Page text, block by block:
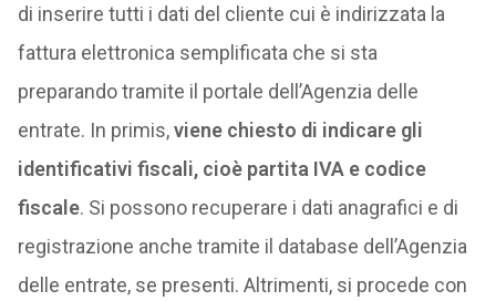
di inserire tutti i dati del cliente cui è indirizzata la
fattura elettronica semplificata che si sta
preparando tramite il portale dell’Agenzia delle
entrate. In primis,viene chiesto di indicare gli
identificativi fiscali, cioè partita IVA e codice
fiscale. Si possono recuperare i dati anagrafici e di
registrazione anche tramite il database dell’Agenzia
delle entrate, se presenti. Altrimenti, si procede con